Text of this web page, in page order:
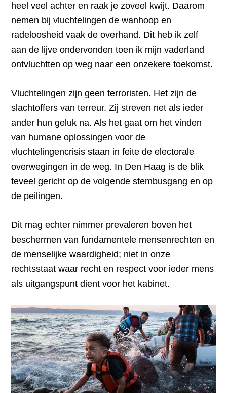
heel veel achter en raak je zoveel kwijt. Daarom
nemen bij vluchtelingen de wanhoop en
radeloosheid vaak de overhand. Dit heb ik zelf
aan de lijve ondervonden toen ik mijn vaderland
ontvluchtten op weg naar een onzekere toekomst.
Vluchtelingen zijn geen terroristen. Het zijn de
slachtoffers van terreur. Zij streven net als ieder
ander hun geluk na. Als het gaat om het vinden
van humane oplossingen voor de
vluchtelingencrisis staan in feite de electorale
overwegingen in de weg. In Den Haag is de blik
teveel gericht op de volgende stembusgang en op
de peilingen.
Dit mag echter nimmer prevaleren boven het
beschermen van fundamentele mensenrechten en
de menselijke waardigheid; niet in onze
rechtsstaat waar recht en respect voor ieder mens
als uitgangspunt dient voor het kabinet.